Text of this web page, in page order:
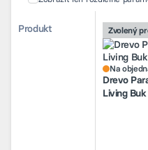
Porovnanie alternatívnych
Produkt Zvolený
Na
Drevo
Living
Porovnanie alternatívnych
Produkt
Zvolený
Na
Drevo
Living Buk